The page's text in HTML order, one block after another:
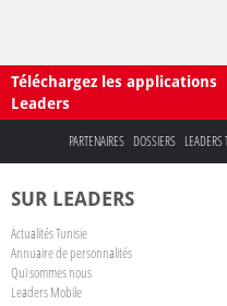
Téléchargez les applications
Leaders
PARTENAIRES DOSSIERS LEADERS
SUR LEADERS
Actualités Tunisie
Annuaire de personnalités
Qui sommes nous
Leaders Mobile